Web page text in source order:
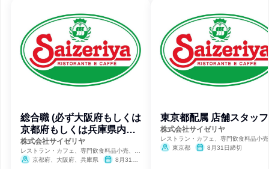
総合職 (必ず大阪府もしくは
京都府もしくは兵庫県内店
舗配属)
株式会社サイゼリヤ
レストラン・カフェ、専門飲食料品小売、総
合商社・専門商社・卸売
京都府、大阪府、兵庫県
8月31日
東京都配属 店舗スタッフ
株式会社サイゼリヤ
レストラン・カフェ、専門飲食料品小
合商社・専門商社・卸売
東京都 8月31日締切